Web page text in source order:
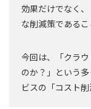
効果だけでなく
な削減策であるこ
今回は、「クラ
のか？」という
ビスの「コスト